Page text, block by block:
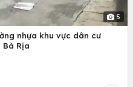
5
nhựa khu vực dân cư
Rịa